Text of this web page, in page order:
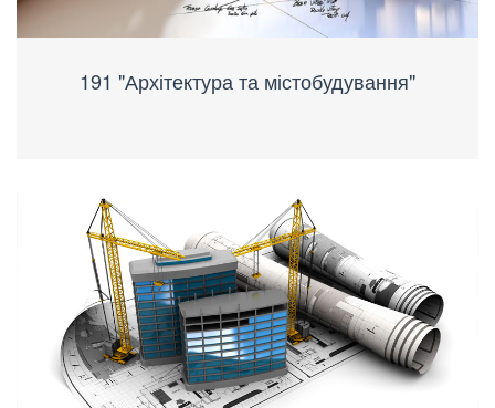
191 "Архітектура та містобудування"